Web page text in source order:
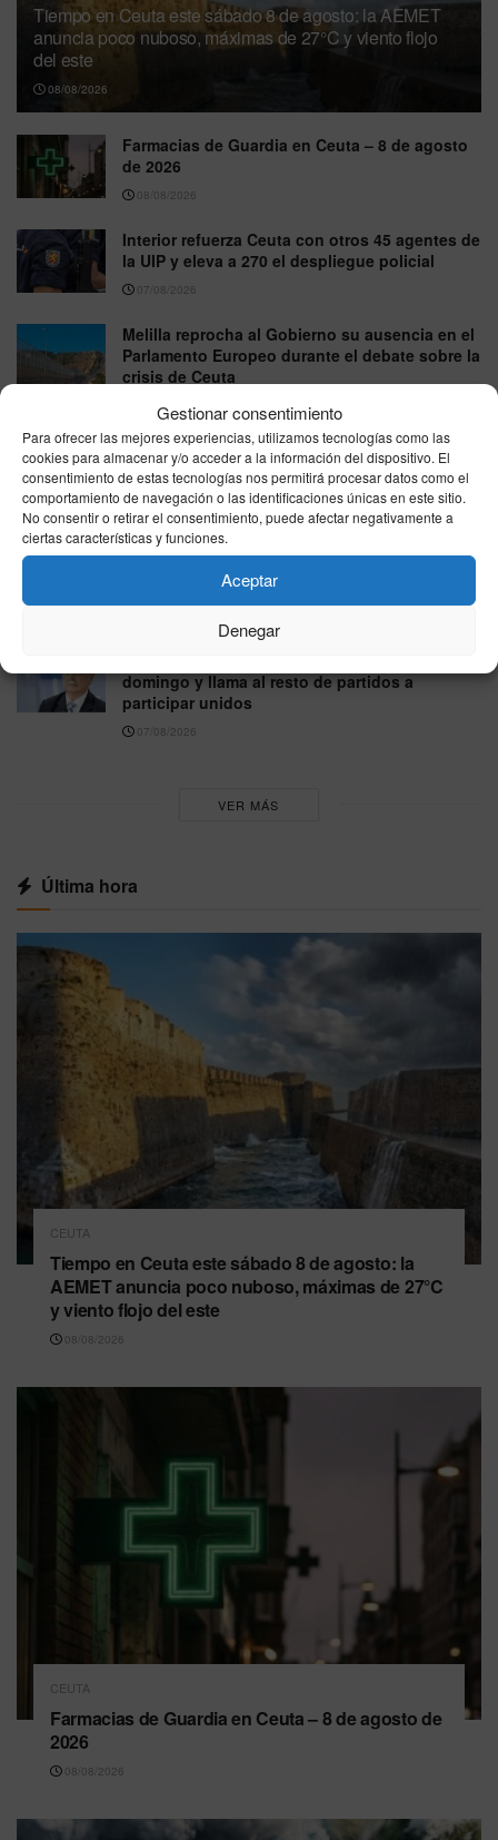
Gestionar consentimiento
Para ofrecer las mejores experiencias, utilizamos tecnologías como las
cookies para almacenar y/o acceder a la información del dispositivo. El
consentimiento de estas tecnologías nos permitirá procesar datos como el
comportamiento de navegación o las identificaciones únicas en este sitio.
No consentir o retirar el consentimiento, puede afectar negativamente a
ciertas características y funciones.
Aceptar
Denegar
Tiempo en Ceuta este sábado 8 de agosto: la AEMET
anuncia poco nuboso, máximas de 27°C y viento flojo
del este
08/08/2026
Farmacias de Guardia en Ceuta – 8 de agosto
de 2026
08/08/2026
Interior refuerza Ceuta con otros 45 agentes de
la UIP y eleva a 270 el despliegue policial
07/08/2026
Melilla reprocha al Gobierno su ausencia en el
Parlamento Europeo durante el debate sobre la
crisis de Ceuta
07/08/2026
EEUU respalda la soberanía española sobre
Ceuta y Melilla y carga contra el Gobierno por
la crisis migratoria
07/08/2026
Ceuta y un refuerzo urgente de Extranjería
domingo y llama al resto de partidos a
participar unidos
07/08/2026
VER MÁS
Última hora
CEUTA
Tiempo en Ceuta este sábado 8 de agosto: la
AEMET anuncia poco nuboso, máximas de 27°C
y viento flojo del este
08/08/2026
CEUTA
Farmacias de Guardia en Ceuta – 8 de agosto de
2026
08/08/2026